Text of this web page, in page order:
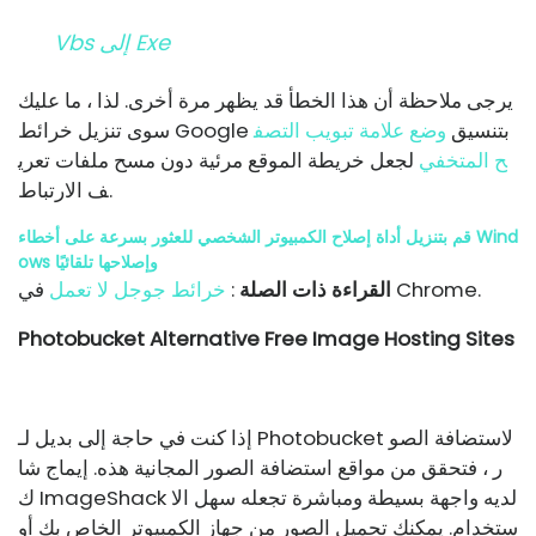
Vbs إلى Exe
يرجى ملاحظة أن هذا الخطأ قد يظهر مرة أخرى. لذا ، ما عليك
سوى تنزيل خرائط Google بتنسيق وضع علامة تبويب التصف
ح المتخفي لجعل خريطة الموقع مرئية دون مسح ملفات تعري
ف الارتباط.
قم بتنزيل أداة إصلاح الكمبيوتر الشخصي للعثور بسرعة على أخطاء Wind
ows وإصلاحها تلقائيًا
القراءة ذات الصلة : خرائط جوجل لا تعمل
في Chrome.
Photobucket Alternative Free Image Hosting Sites
إذا كنت في حاجة إلى بديل لـ Photobucket لاستضافة الصو
ر ، فتحقق من مواقع استضافة الصور المجانية هذه. إيماج شا
ك ImageShack لديه واجهة بسيطة ومباشرة تجعله سهل الا
ستخدام. يمكنك تحميل الصور من جهاز الكمبيوتر الخاص بك أو